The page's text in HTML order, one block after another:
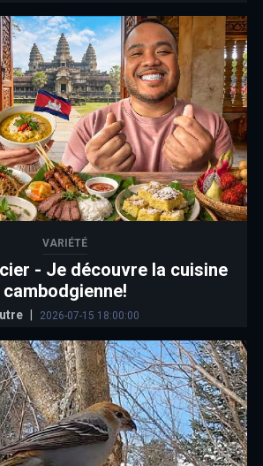
VARIÉTÉ
- Je découvre la cuisine
cambodgienne!
2026-07-15 18:00:00